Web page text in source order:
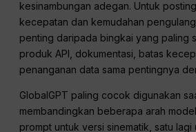
kesinambungan adegan. Untuk
kecepatan dan kemudahan
penting daripada bingkai yang paling
produk API, dokumentasi, batas
penanganan data sama pentingnya
GlobalGPT paling cocok digunakan
membandingkan beberapa arah
prompt untuk versi sinematik, satu lagi